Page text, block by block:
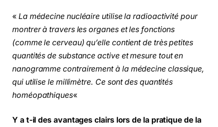
« La médecine nucléaire utilise la radioactivité pour
montrer à travers les organes et les fonctions
(comme le cerveau) qu’elle contient de très petites
quantités de substance active et mesure tout en
nanogramme contrairement à la médecine classique,
qui utilise le millimètre. Ce sont des quantités
homéopathiques«
Y a t-il des avantages clairs lors de la pratique de la